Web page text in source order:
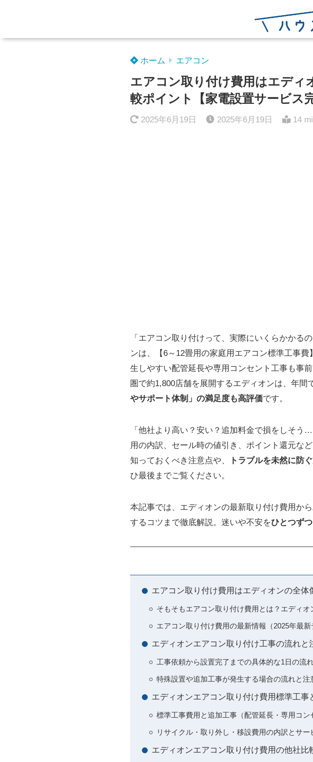
ホーム エアコン
エアコン取り付け費用はエディ
較ポイント【家電設置サービス
2025年6月19日 2025年6月19日 14
「エアコン取り付けって、実際にいくらかかる
ンは、【6～12畳用の家庭用エアコン標準工事
生しやすい配管延長や専用コンセント工事も事
圏で約1,800店舗を展開するエディオンは、年間
やサポート体制」の満足度も高評価です。
「他社より高い？安い？追加料金で損をしそ
用の内訳、セール時の値引き、ポイント還元な
知っておくべき注意点や、
トラブルを未然に防
ひ最後までご覧ください。
本記事では、エディオンの最新取り付け費用か
するコツまで徹底解説。迷いや不安をひとつず
エアコン取り付け費用はエディオンの全体
そもそもエアコン取り付け費用とは？エディオ
エアコン取り付け費用の最新情報（2025年最新
エディオンエアコン取り付け工事の流れと
工事依頼から設置完了までの具体的な1日の流
特殊設置や追加工事が発生する場合の流れと注
エディオンエアコン取り付け費用標準工事
標準工事費用と追加工事（配管延長・専用コ
リサイクル・取り外し・移設費用の内訳とサー
エディオンエアコン取り付け費用の他社比